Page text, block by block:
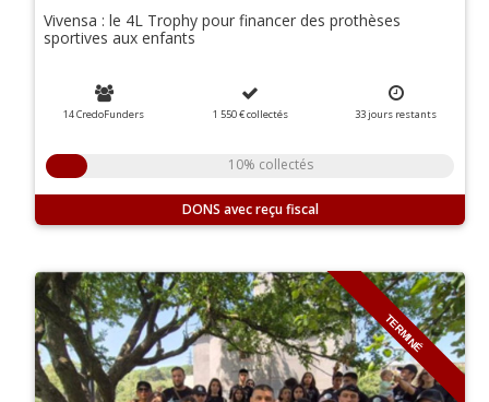
Vivensa : le 4L Trophy pour financer des prothèses
sportives aux enfants
14 CredoFunders 1 550 €collectés 33jours restants
10% collectés
DONS
TERMINÉ